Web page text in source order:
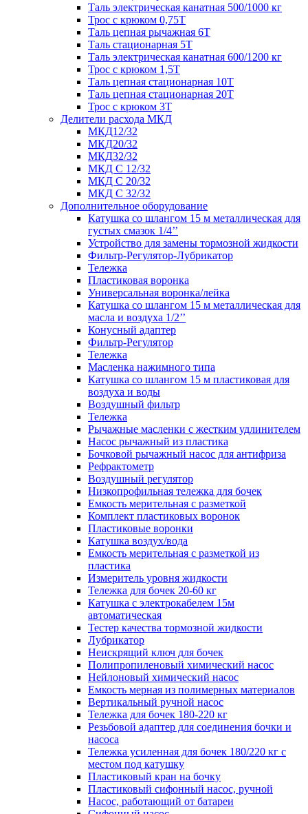
Таль электрическая канатная 500/1000 кг
Трос с крюком 0,75Т
Таль цепная рычажная 6Т
Таль стационарная 5Т
Таль электрическая канатная 600/1200 кг
Трос с крюком 1,5Т
Таль цепная стационарная 10Т
Таль цепная стационарная 20Т
Трос с крюком 3Т
Делители расхода МКД
МКД12/32
МКД20/32
МКД32/32
МКД С 12/32
МКД С 20/32
МКД С 32/32
Дополнительное оборудование
Катушка со шлангом 15 м металлическая для
густых смазок 1/4’’
Устройство для замены тормозной жидкости
Фильтр-Регулятор-Лубрикатор
Тележка
Пластиковая воронка
Универсальная воронка/лейка
Катушка со шлангом 15 м металлическая для
масла и воздуха 1/2’’
Конусный адаптер
Фильтр-Регулятор
Тележка
Масленка нажимного типа
Катушка со шлангом 15 м пластиковая для
воздуха и воды
Воздушный фильтр
Тележка
Рычажные масленки с жестким удлинителем
Насос рычажный из пластика
Бочковой рычажный насос для антифриза
Рефрактометр
Воздушный регулятор
Низкопрофильная тележка для бочек
Емкость мерительная с разметкой
Комплект пластиковых воронок
Пластиковые воронки
Катушка воздух/вода
Емкость мерительная с разметкой из
пластика
Измеритель уровня жидкости
Тележка для бочек 20-60 кг
Катушка с электрокабелем 15м
автоматическая
Тестер качества тормозной жидкости
Лубрикатор
Неискрящий ключ для бочек
Полипропиленовый химический насос
Нейлоновый химический насос
Емкость мерная из полимерных материалов
Вертикальный ручной насос
Тележка для бочек 180-220 кг
Резьбовой адаптер для соединения бочки и
насоса
Тележка усиленная для бочек 180/220 кг с
местом под катушку
Пластиковый кран на бочку
Пластиковый сифонный насос, ручной
Насос, работающий от батареи